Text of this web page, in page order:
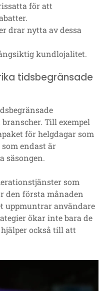
för att
drar nytta av dessa
kundlojalitet.
tidsbegränsade
Till exempel
för helgdagar som
endast är
säsongen.
som
den första månaden
uppmuntrar användare
ökar inte bara de
också till att